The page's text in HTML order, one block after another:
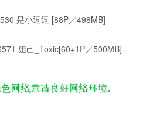
是小逗逗 [88P／498MB]
妲己_Toxic[60+1P／500MB]